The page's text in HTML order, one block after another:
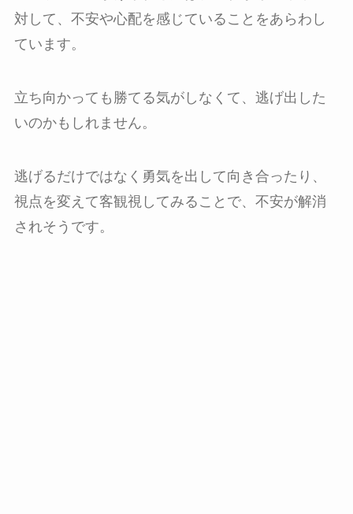
対して、不安や心配を感じていることをあらわし
ています。
立ち向かっても勝てる気がしなくて、逃げ出した
いのかもしれません。
逃げるだけではなく勇気を出して向き合ったり、
視点を変えて客観視してみることで、不安が解消
されそうです。